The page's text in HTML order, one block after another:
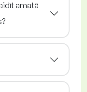
amatā